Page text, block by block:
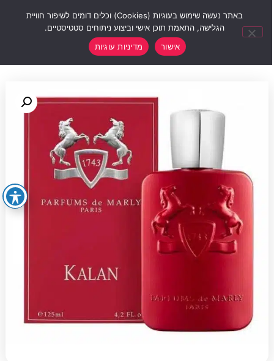
באתר נעשה שימוש בעוגיות (Cookies) וכלים דומים לשיפור חוויית
הגלישה, התאמת תוכן אישי וביצוע ניתוחים סטטיסטיים.
אישור
מדיניות עוגיות